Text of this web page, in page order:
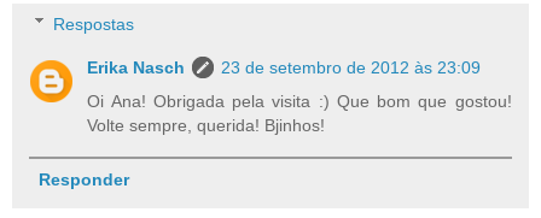
Respostas
Erika Nasch
23 de setembro de 2012 às 23:09
Oi Ana! Obrigada pela visita :) Que bom que gostou!
Volte sempre, querida! Bjinhos!
Responder